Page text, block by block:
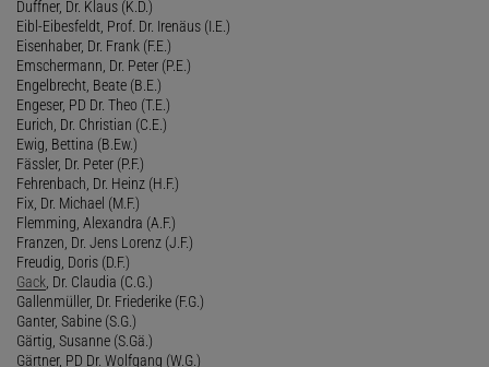
Duffner, Dr. Klaus (K.D.)
Eibl-Eibesfeldt, Prof. Dr. Irenäus (I.E.)
Eisenhaber, Dr. Frank (F.E.)
Emschermann, Dr. Peter (P.E.)
Engelbrecht, Beate (B.E.)
Engeser, PD Dr. Theo (T.E.)
Eurich, Dr. Christian (C.E.)
Ewig, Bettina (B.Ew.)
Fässler, Dr. Peter (P.F.)
Fehrenbach, Dr. Heinz (H.F.)
Fix, Dr. Michael (M.F.)
Flemming, Alexandra (A.F.)
Franzen, Dr. Jens Lorenz (J.F.)
Freudig, Doris (D.F.)
Gack , Dr. Claudia (C.G.)
Gallenmüller, Dr. Friederike (F.G.)
Ganter, Sabine (S.G.)
Gärtig, Susanne (S.Gä.)
Gärtner, PD Dr. Wolfgang (W.G.)